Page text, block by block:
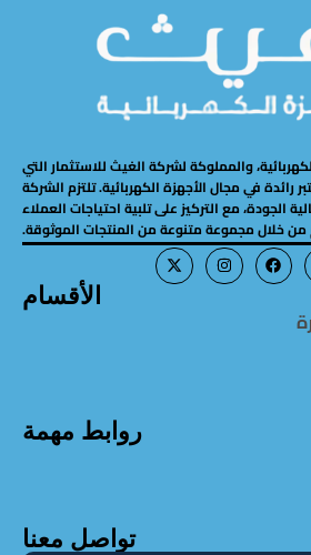
والمملوكة لشركة الغيث للاستثمار التي
رائدة في مجال الأجهزة الكهربائية. تلتزم الشركة
الجودة، مع التركيز على تلبية احتياجات العملاء
من خلال مجموعة متنوعة من المنتجات الموثوقة.
الأقسام
روابط مهمة
تواصل معنا